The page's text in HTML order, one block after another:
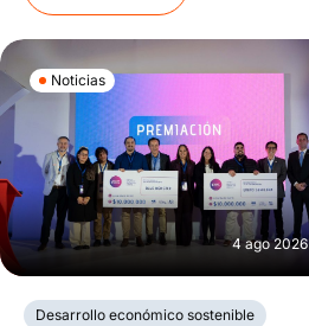
Noticias
4 ago 2026
Desarrollo económico sostenible